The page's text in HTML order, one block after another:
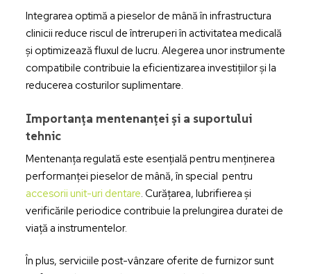
Integrarea optimă a pieselor de mână în infrastructura
clinicii reduce riscul de întreruperi în activitatea medicală
și optimizează fluxul de lucru. Alegerea unor instrumente
compatibile contribuie la eficientizarea investițiilor și la
reducerea costurilor suplimentare.
Importanța mentenanței și a suportului
tehnic
Mentenanța regulată este esențială pentru menținerea
performanței pieselor de mână, în special pentru
accesorii unit-uri dentare. Curățarea, lubrifierea și
verificările periodice contribuie la prelungirea duratei de
viață a instrumentelor.
În plus, serviciile post-vânzare oferite de furnizor sunt